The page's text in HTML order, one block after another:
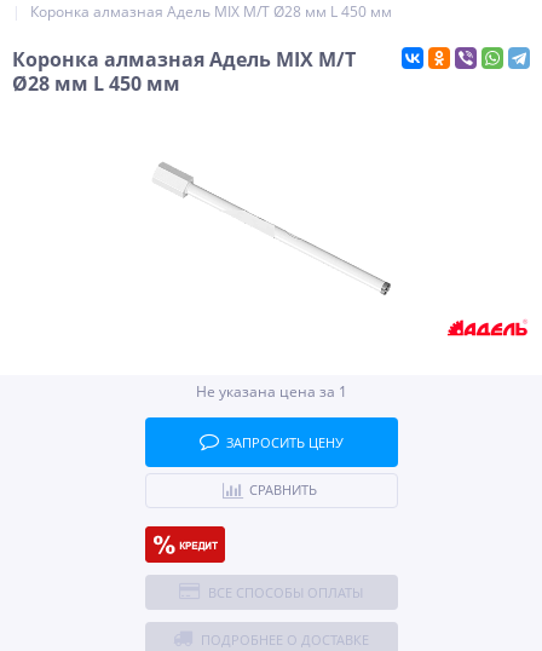
Коронка алмазная Адель MIX М/T Ø28 мм L 450 мм
Коронка алмазная Адель MIX М/T
Ø28 мм L 450 мм
Не указана цена за 1
ЗАПРОСИТЬ ЦЕНУ
СРАВНИТЬ
ВСЕ СПОСОБЫ ОПЛАТЫ
ПОДРОБНЕЕ О ДОСТАВКЕ